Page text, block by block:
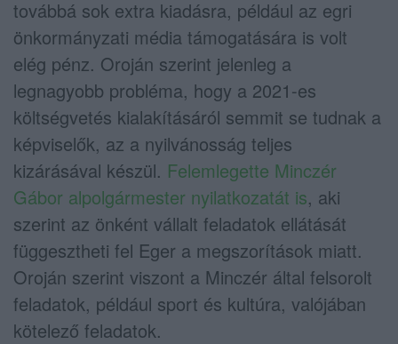
továbbá sok extra kiadásra, például az egri
önkormányzati média támogatására is volt
elég pénz. Oroján szerint jelenleg a
legnagyobb probléma, hogy a 2021-es
költségvetés kialakításáról semmit se tudnak a
képviselők, az a nyilvánosság teljes
kizárásával készül. Felemlegette Minczér
Gábor alpolgármester nyilatkozatát is, aki
szerint az önként vállalt feladatok ellátását
függesztheti fel Eger a megszorítások miatt.
Oroján szerint viszont a Minczér által felsorolt
feladatok, például sport és kultúra, valójában
kötelező feladatok.